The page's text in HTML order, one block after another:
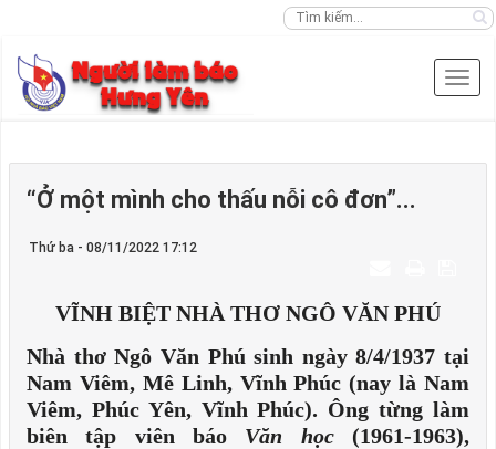
“Ở một mình cho thấu nỗi cô đơn”...
Thứ ba - 08/11/2022 17:12
VĨNH BIỆT NHÀ THƠ NGÔ VĂN PHÚ
Nhà thơ Ngô Văn Phú sinh ngày 8/4/1937 tại
Nam Viêm, Mê Linh, Vĩnh Phúc (nay là Nam
Viêm, Phúc Yên, Vĩnh Phúc). Ông từng làm
biên tập viên báo Văn học(1961-1963),